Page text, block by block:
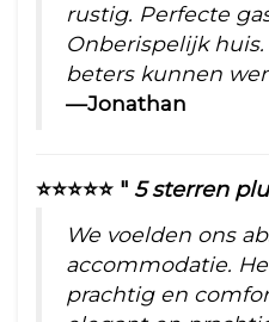
rustig. Perfecte
Onberispelijk
beters kunnen
—Jonathan
⭐⭐⭐⭐⭐ " 5 sterren
We voelden ons
accommodatie.
prachtig en